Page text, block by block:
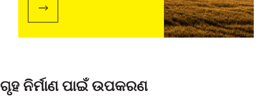
ଗୃହ ନିର୍ମାଣ ପାଇଁ ଉପକରଣ